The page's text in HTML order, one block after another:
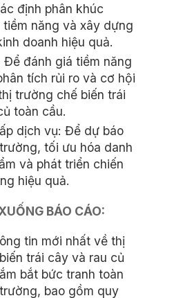
định phân khúc
tiềm năng và xây dựng
doanh hiệu quả.
Để đánh giá tiềm năng
tích rủi ro và cơ hội
trường chế biến trái
toàn cầu.
dịch vụ: Để dự báo
tối ưu hóa danh
và phát triển chiến
hiệu quả.
BÁO CÁO:
tin mới nhất về thị
trái cây và rau củ
bắt bức tranh toàn
bao gồm quy